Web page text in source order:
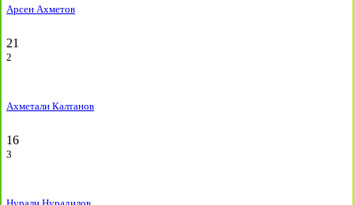
Арсен Ахметов
21
2
Ахметали Калтанов
16
3